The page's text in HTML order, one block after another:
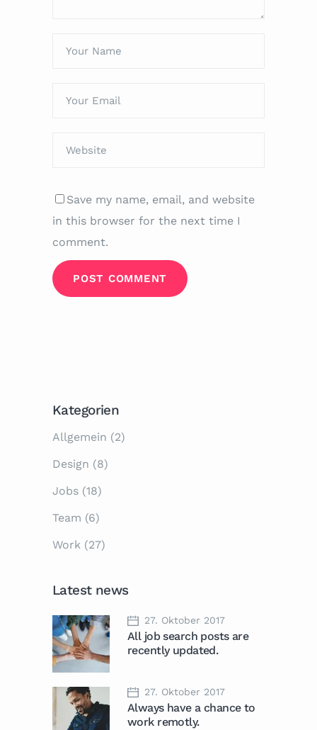
Save my name, email, and website
in this browser for the next time I
comment.
Kategorien
Allgemein (2)
Design (8)
Jobs (18)
Team (6)
Work (27)
Latest news
27. Oktober 2017
All job search posts are
recently updated.
27. Oktober 2017
Always have a chance to
work remotly.